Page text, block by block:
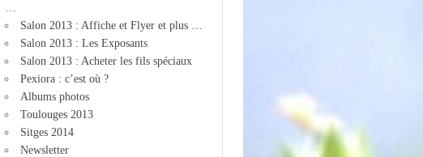
Salon 2013 : Affiche et Flyer et plus …
Salon 2013 : Les Exposants
Salon 2013 : Acheter les fils spéciaux
Pexiora : c’est où ?
Albums photos
Toulouges 2013
Sitges 2014
Newsletter